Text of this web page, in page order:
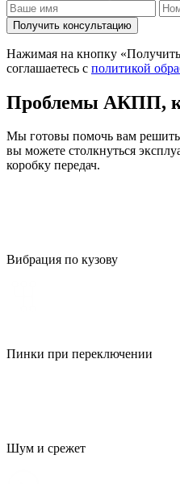
Получить консультацию
Нажимая на кнопку
соглашаетесь с политикой
Проблемы АКПП,
Мы готовы помочь вам
вы можете столкнуться
коробку передач.
Вибрация по кузову
Пинки при переключении
Шум и срежет